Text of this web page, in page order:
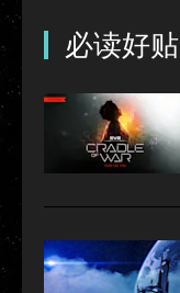
必读好贴